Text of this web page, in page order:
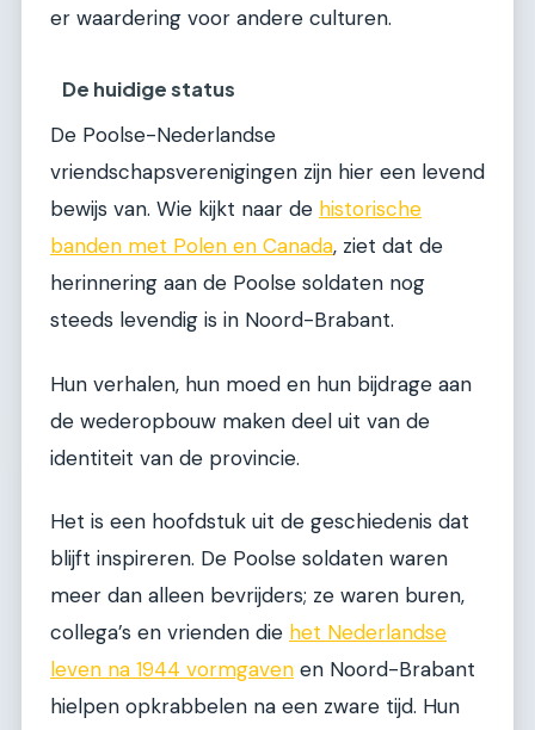
er waardering voor andere culturen.
De huidige status
De Poolse-Nederlandse
vriendschapsverenigingen zijn hier een levend
bewijs van. Wie kijkt naar de historische
banden met Polen en Canada, ziet dat de
herinnering aan de Poolse soldaten nog
steeds levendig is in Noord-Brabant.
Hun verhalen, hun moed en hun bijdrage aan
de wederopbouw maken deel uit van de
identiteit van de provincie.
Het is een hoofdstuk uit de geschiedenis dat
blijft inspireren. De Poolse soldaten waren
meer dan alleen bevrijders; ze waren buren,
collega’s en vrienden die het Nederlandse
leven na 1944 vormgaven en Noord-Brabant
hielpen opkrabbelen na een zware tijd. Hun